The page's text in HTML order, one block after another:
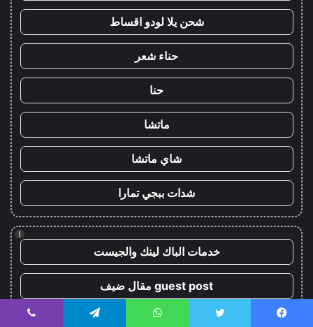
شحن يلا لودو اقساط
حناء شعر
حنا
ماتشا
شاي ماتشا
شدات ببجي تمارا
!
خدمات الباك لينك والجيست
guest post مقال ضيف
سوق العرب